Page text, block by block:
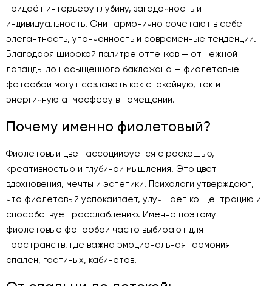
придаёт интерьеру глубину, загадочность и
индивидуальность. Они гармонично сочетают в себе
элегантность, утончённость и современные тенденции.
Благодаря широкой палитре оттенков — от нежной
лаванды до насыщенного баклажана — фиолетовые
фотообои могут создавать как спокойную, так и
энергичную атмосферу в помещении.
Почему именно фиолетовый?
Фиолетовый цвет ассоциируется с роскошью,
креативностью и глубиной мышления. Это цвет
вдохновения, мечты и эстетики. Психологи утверждают,
что фиолетовый успокаивает, улучшает концентрацию и
способствует расслаблению. Именно поэтому
фиолетовые фотообои часто выбирают для
пространств, где важна эмоциональная гармония —
спален, гостиных, кабинетов.